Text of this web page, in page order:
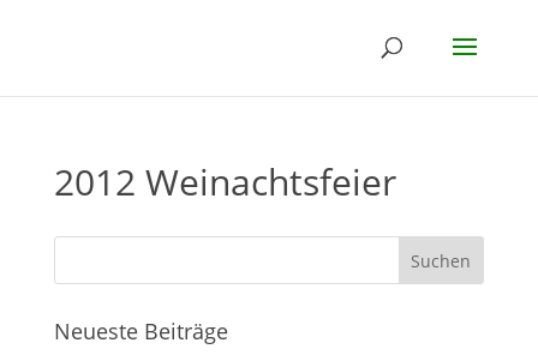
2012 Weinachtsfeier
Neueste Beiträge